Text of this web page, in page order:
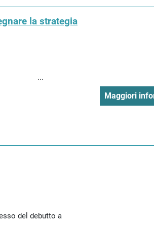
la strategia
Maggiori
del debutto a